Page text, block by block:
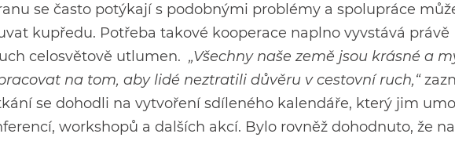
se často potýkají s podobnými problémy a spolupráce
kupředu. Potřeba takové kooperace naplno vyvstává
celosvětově utlumen. „Všechny naše země jsou krásné a
na tom, aby lidé neztratili důvěru v cestovní ruch,“
se dohodli na vytvoření sdíleného kalendáře, který jim
workshopů a dalších akcí. Bylo rovněž dohodnuto, že na